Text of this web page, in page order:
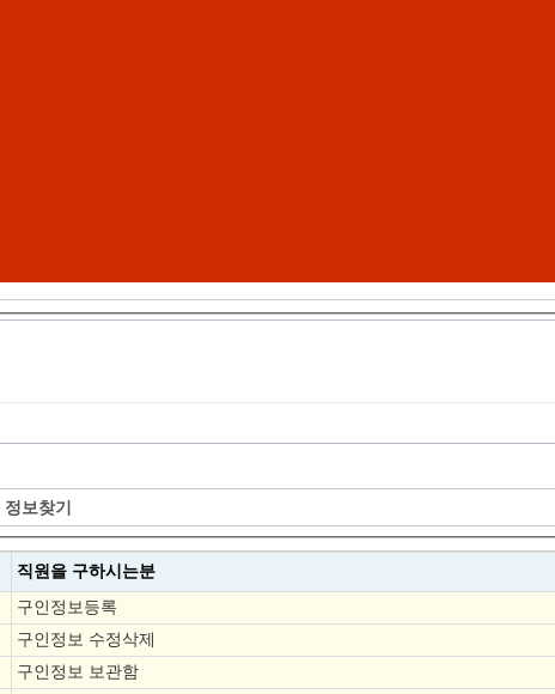
정보찾기
직원을 구하시는분
구인정보등록
구인정보 수정삭제
구인정보 보관함